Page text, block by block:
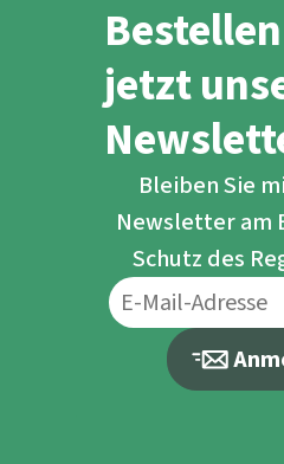
jetzt
Bleiben Sie
Newsletter am
Schutz des